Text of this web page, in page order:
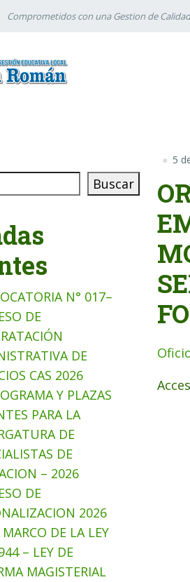
Comprometidos con una Gestion de Calidad
5
Buscar
N° 017–
DE
DE
CAS 2026
Y PLAZAS
PARA LA
DE
DE
– 2026
DE
2026
DE LA LEY
– LEY DE
MAGISTERIAL